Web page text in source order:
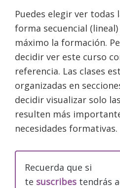
Puedes elegir ver todas
forma secuencial
máximo la formación.
decidir ver este curso
referencia. Las clases
organizadas en
decidir visualizar solo
resulten más
necesidades formativas.
Recuerda que si
te suscribes tendrás